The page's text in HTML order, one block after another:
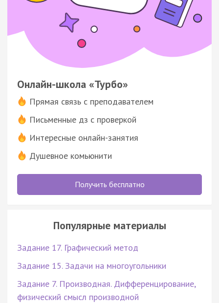
Онлайн-школа «Турбо»
Прямая связь с преподавателем
Письменные дз с проверкой
Интересные онлайн-занятия
Душевное комьюнити
Получить бесплатно
Популярные материалы
Задание 17. Графический метод
Задание 15. Задачи на многоугольники
Задание 7. Производная. Дифференцирование,
физический смысл производной